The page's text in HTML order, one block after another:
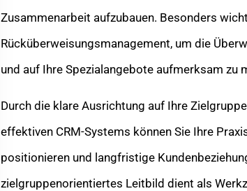
Zusammenarbeit aufzubauen. Besonders
Rücküberweisungsmanagement, um die
und auf Ihre Spezialangebote aufmerksam zu
Durch die klare Ausrichtung auf Ihre
effektiven CRM-Systems können Sie Ihre
positionieren und langfristige
zielgruppenorientiertes Leitbild dient als